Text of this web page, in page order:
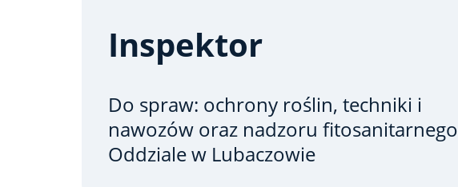
Inspektor
Do spraw: ochrony roślin, techniki i
nawozów oraz nadzoru fitosanitarnego
Oddziale w Lubaczowie